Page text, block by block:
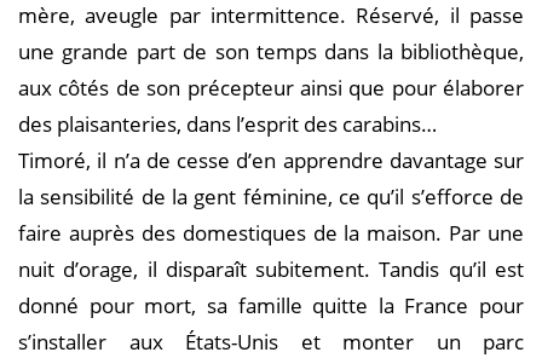
mère, aveugle par intermittence. Réservé, il passe
une grande part de son temps dans la bibliothèque,
aux côtés de son précepteur ainsi que pour élaborer
des plaisanteries, dans l’esprit des carabins…
Timoré, il n’a de cesse d’en apprendre davantage sur
la sensibilité de la gent féminine, ce qu’il s’efforce de
faire auprès des domestiques de la maison. Par une
nuit d’orage, il disparaît subitement. Tandis qu’il est
donné pour mort, sa famille quitte la France pour
s’installer aux États-Unis et monter un parc